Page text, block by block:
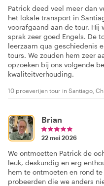
Patrick deed veel meer dan
het lokale transport in
voorafgaand aan de tour. Hij
sprak zeer goed Engels. De
leerzaam qua geschiedenis
tours. We zouden hem zeer
opzoeken bij ons volgende
kwaliteitverhouding.
10 proeverijen tour in Santiago,
Brian
22 mei 2026
We ontmoetten Patrick de
leuk, deskundig en erg
hem te ontmoeten en rond
probeerden die we anders